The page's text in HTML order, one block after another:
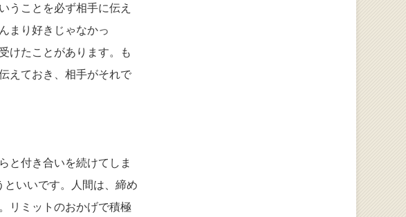
うことを必ず相手に伝え
まり好きじゃなかっ
けたことがあります。も
えておき、相手がそれで
と付き合いを続けてしま
いいです。人間は、締め
リミットのおかげで積極